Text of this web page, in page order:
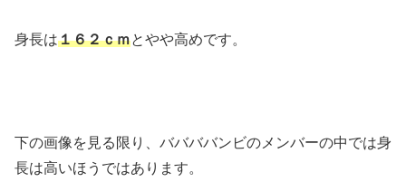
身長は１６２ｃｍとやや高めです。
下の画像を見る限り、ババババンビのメンバーの中では身
長は高いほうではあります。